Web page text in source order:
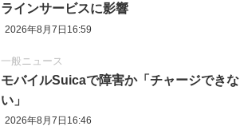
ラインサービスに影響
2026年8月7日16:59
一般ニュース
モバイルSuicaで障害か「チャージできな
い」
2026年8月7日16:46